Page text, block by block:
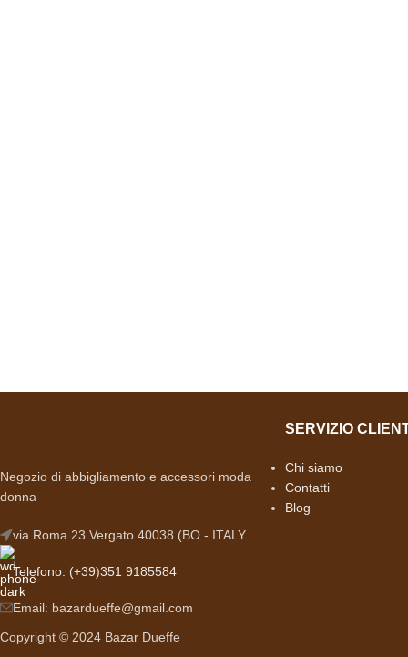
Negozio di abbigliamento e accessori moda
donna
via Roma 23 Vergato 40038 (BO - ITALY
Telefono: (+39)351 9185584
Email: bazardueffe@gmail.com
SERVIZIO
Chi siamo
Contatti
Blog
Copyright © 2024 Bazar Dueffe